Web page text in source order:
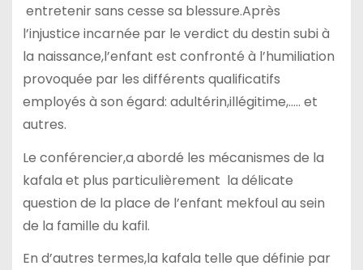
entretenir sans cesse sa blessure.Après
l’injustice incarnée par le verdict du destin subi à
la naissance,l’enfant est confronté à l’humiliation
provoquée par les différents qualificatifs
employés à son égard: adultérin,illégitime,….. et
autres.
Le conférencier,a abordé les mécanismes de la
kafala et plus particulièrement la délicate
question de la place de l’enfant mekfoul au sein
de la famille du kafil.
En d’autres termes,la kafala telle que définie par